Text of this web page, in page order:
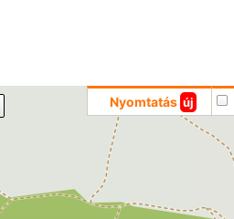
Nyomtatás új